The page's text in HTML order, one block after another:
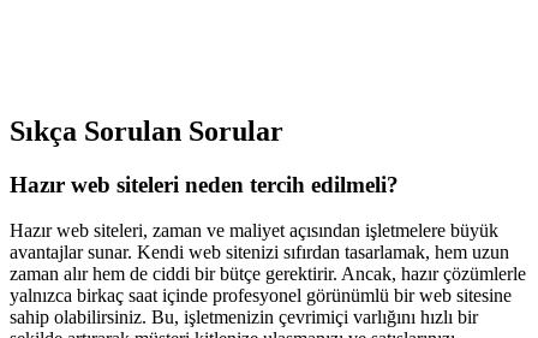
Sıkça Sorulan Sorular
Hazır web siteleri neden tercih edilmeli?
Hazır web siteleri, zaman ve maliyet açısından işletmelere büyük
avantajlar sunar. Kendi web sitenizi sıfırdan tasarlamak, hem uzun
zaman alır hem de ciddi bir bütçe gerektirir. Ancak, hazır çözümlerle
yalnızca birkaç saat içinde profesyonel görünümlü bir web sitesine
sahip olabilirsiniz. Bu, işletmenizin çevrimiçi varlığını hızlı bir